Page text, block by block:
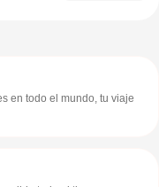
en todo el mundo, tu viaje